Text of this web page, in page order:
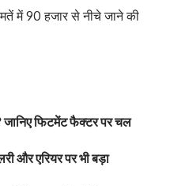
में 90 हजार से नीचे जाने की
फिटमेंट फैक्टर पर चल
और एरियर पर भी बड़ा